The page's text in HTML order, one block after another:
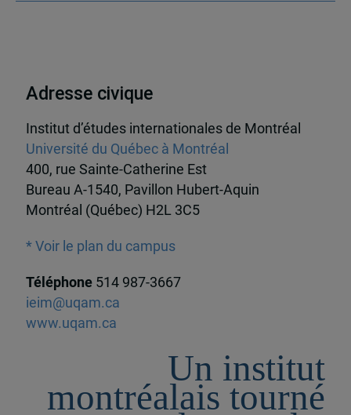
Adresse civique
Institut d’études internationales de Montréal
Université du Québec à Montréal
400, rue Sainte-Catherine Est
Bureau A-1540, Pavillon Hubert-Aquin
Montréal (Québec) H2L 3C5
* Voir le plan du campus
Téléphone 514 987-3667
ieim@uqam.ca
www.uqam.ca
Un institut
montréalais tourné